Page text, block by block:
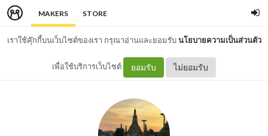
MAKERS STORE
เราใช้คุ๊กกี้บนเว็บไซต์ของเรา กรุณาอ่านและยอมรับนโยบายความเป็นส่วนตัว
เพื่อใช้บริการเว็บไซต์ ยอมรับ ไม่ยอมรับ